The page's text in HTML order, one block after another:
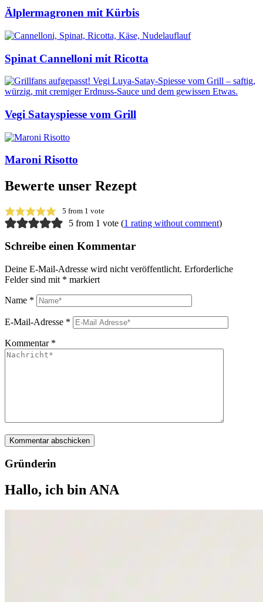
Älplermagronen mit Kürbis
Spinat Cannelloni mit Ricotta
Vegi Satayspiesse vom Grill
Maroni Risotto
Bewerte unser Rezept
5 from 1 vote
5 from 1 vote (1 rating without comment)
Schreibe einen Kommentar
Deine E-Mail-Adresse wird nicht veröffentlicht. Erforderliche
Felder sind mit * markiert
Name *
E-Mail-Adresse *
Kommentar *
Gründerin
Hallo, ich bin ANA